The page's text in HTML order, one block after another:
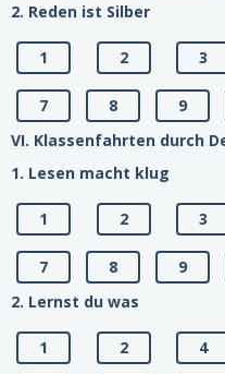
2. Reden ist Silber
1 2 3
7 8 9
VI. Klassenfahrten durch
1. Lesen macht klug
1 2 3
7 8 9
2. Lernst du was
1 2 4